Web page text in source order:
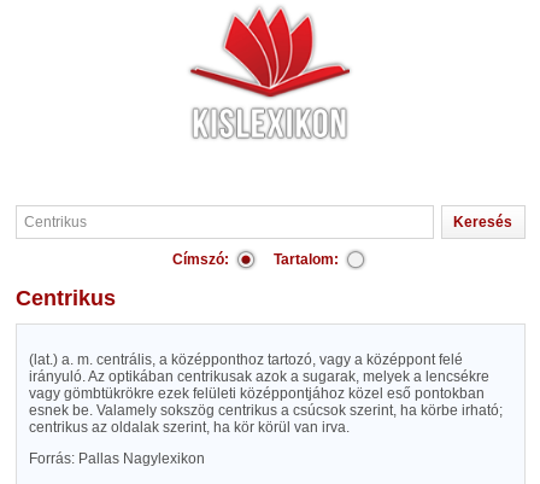
Címszó: Tartalom:
Centrikus
(lat.) a. m. centrális, a középponthoz tartozó, vagy a középpont felé
irányuló. Az optikában centrikusak azok a sugarak, melyek a lencsékre
vagy gömbtükrökre ezek felületi középpontjához közel eső pontokban
esnek be. Valamely sokszög centrikus a csúcsok szerint, ha körbe irható;
centrikus az oldalak szerint, ha kör körül van irva.
Forrás: Pallas Nagylexikon